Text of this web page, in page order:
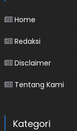
Home
Redaksi
Disclaimer
Tentang Kami
Kategori